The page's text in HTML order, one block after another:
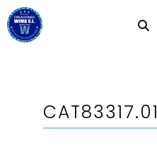
CAT83317.01